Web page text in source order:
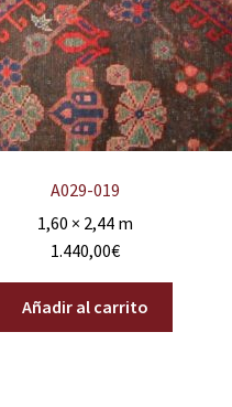
A029-019
1,60 × 2,44 m
1.440,00€
Añadir al carrito